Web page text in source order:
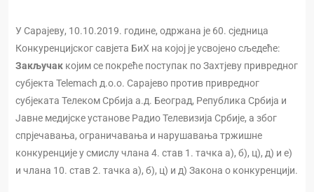
У Сарајеву, 10.10.2019. године, одржана је 60. сједница
Конкуренцијског савјета БиХ на којој је усвојено сљедеће:
Закључак којим се покреће поступак по Захтјеву привредног
субјекта Telemach д.о.о. Сарајево против привредног
субјеката Телеком Србија а.д. Београд, Република Србија и
Јавне медијске установе Радио Телевизија Србије, а због
спрјечавања, ограничавања и нарушавања тржишне
конкуренције у смислу члана 4. став 1. тачка а), б), ц), д) и е)
и члана 10. став 2. тачка а), б), ц) и д) Закона о конкуренцији.